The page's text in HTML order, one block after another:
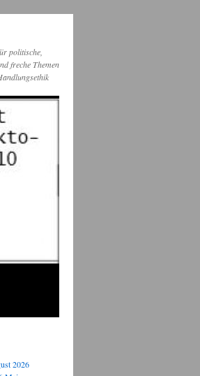
politische,
freche Themen
2026